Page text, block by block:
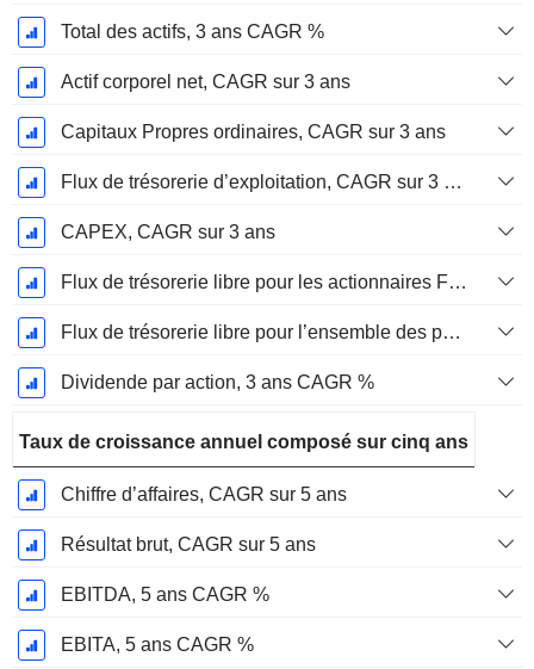
Total des actifs, 3 ans CAGR %
Actif corporel net, CAGR sur 3 ans
Capitaux Propres ordinaires, CAGR sur 3 ans
Flux de trésorerie d’exploitation, CAGR sur 3 ans
CAPEX, CAGR sur 3 ans
Flux de trésorerie libre pour les actionnaires FCFE, CAGR sur 3 ans
Flux de trésorerie libre pour l’ensemble des pourvoyeurs de fonds (créanciers et actionnaires) FCFF, CAGR sur 3 ans
Dividende par action, 3 ans CAGR %
Taux de croissance annuel composé sur cinq ans
Chiffre d’affaires, CAGR sur 5 ans
Résultat brut, CAGR sur 5 ans
EBITDA, 5 ans CAGR %
EBITA, 5 ans CAGR %